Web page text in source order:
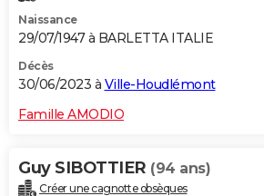
Naissance
29/07/1947 à BARLETTA ITALIE
Décès
30/06/2023 à Ville-Houdlémont
Famille AMODIO
Guy SIBOTTIER (94 ans)
Créer une cagnotte obsèques